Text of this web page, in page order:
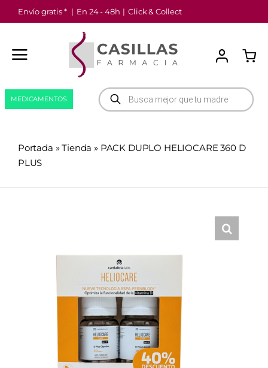
Saltar
al
Envío gratis * | En 24 - 48h | Click & Collect
Búsqueda
de
productos
MEDICAMENTOS
Portada »Tienda » PACK DUPLO HELIOCARE 360 D
PLUS